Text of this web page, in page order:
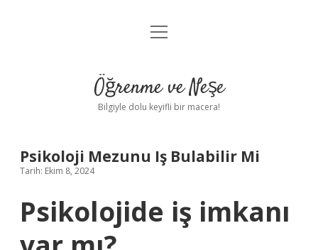
Anasayfa
Yasal Uyarı
menüyü
Öğrenme ve Neşe
Bilgiyle dolu keyifli bir macera!
Psikoloji Mezunu Iş Bulabilir Mi
Tarih: Ekim 8, 2024
Psikolojide iş imkanı